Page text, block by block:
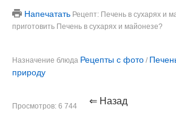
Напечатать Рецепт: Печень в сухарях и
приготовить Печень в сухарях и майонезе?
Назначение блюда Рецепты с фото /
природу
Просмотров: 6 744 ⇐ Назад